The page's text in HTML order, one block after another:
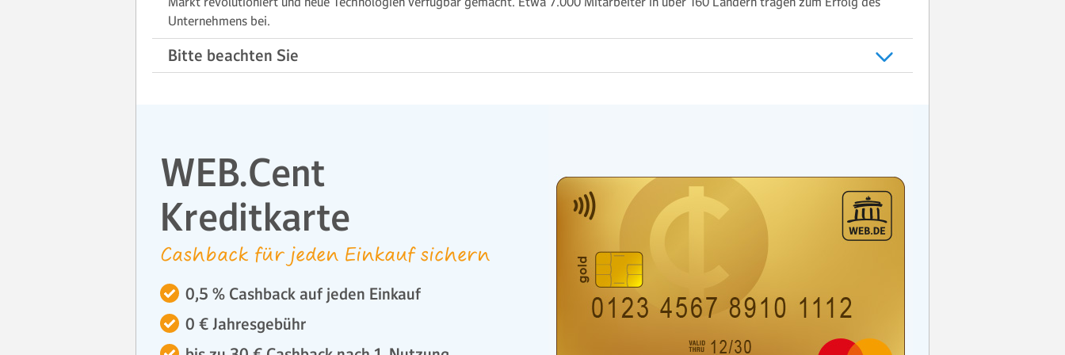
Unternehmens bei.
Bitte beachten Sie
WEB.Cent
Kreditkarte
Cashback für jeden Einkauf sichern
0,5 % Cashback auf jeden Einkauf
0 € Jahresgebühr